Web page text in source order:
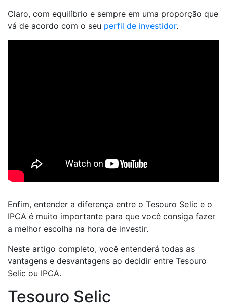
Claro, com equilíbrio e sempre em uma proporção que
vá de acordo com o seu perfil de investidor.
Enfim, entender a diferença entre o Tesouro Selic e o
IPCA é muito importante para que você consiga fazer
a melhor escolha na hora de investir.
Neste artigo completo, você entenderá todas as
vantagens e desvantagens ao decidir entre Tesouro
Selic ou IPCA.
Tesouro Selic